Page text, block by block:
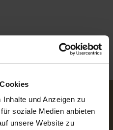
und Anzeigen zu
soziale Medien anbieten
unsere Website zu
-40%